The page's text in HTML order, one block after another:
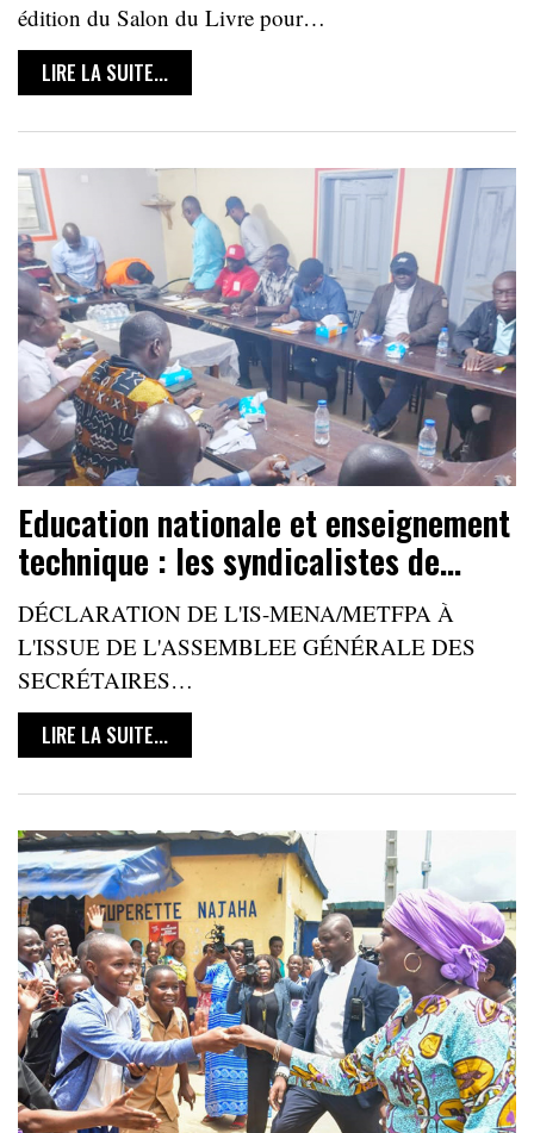
édition du Salon du Livre pour…
LIRE LA SUITE...
Education nationale et enseignement
technique : les syndicalistes de…
DÉCLARATION DE L'IS-MENA/METFPA À
L'ISSUE DE L'ASSEMBLEE GÉNÉRALE DES
SECRÉTAIRES…
LIRE LA SUITE...